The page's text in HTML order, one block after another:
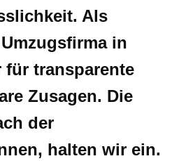
Als
in
transparente
Zusagen. Die
der
halten wir ein.